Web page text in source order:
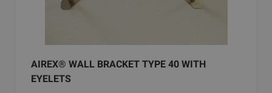
AIREX® WALL BRACKET TYPE 40 WITH
EYELETS